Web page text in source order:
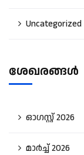
Uncategorized
ശേഖരങ്ങൾ
ഓഗസ്റ്റ്‌ 2026
മാർച്ച്‌ 2026